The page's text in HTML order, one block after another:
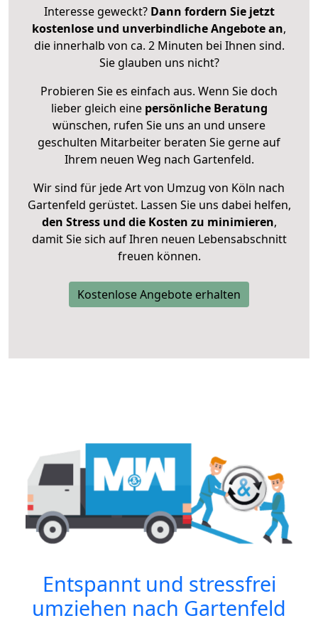
Interesse geweckt? Dann fordern Sie jetzt
kostenlose und unverbindliche Angebote an,
die innerhalb von ca. 2 Minuten bei Ihnen sind.
Sie glauben uns nicht?
Probieren Sie es einfach aus. Wenn Sie doch
lieber gleich eine persönliche Beratung
wünschen, rufen Sie uns an und unsere
geschulten Mitarbeiter beraten Sie gerne auf
Ihrem neuen Weg nach Gartenfeld.
Wir sind für jede Art von Umzug von Köln nach
Gartenfeld gerüstet. Lassen Sie uns dabei helfen,
den Stress und die Kosten zu minimieren,
damit Sie sich auf Ihren neuen Lebensabschnitt
freuen können.
Kostenlose Angebote erhalten
Entspannt und stressfrei
umziehen nach Gartenfeld